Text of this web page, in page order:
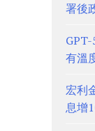
署後
有溫
宏利
息增